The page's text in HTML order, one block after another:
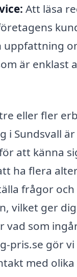
Att läsa
uppfattning
är enklast
eller fler
i Sundsvall
att känna
ha flera
frågor
vilket ger
vad som
pris.se gör
med